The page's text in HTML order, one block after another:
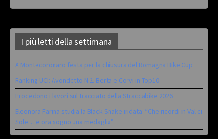
I più letti della settimana
A Montecoronaro festa per la chiusura del Romagna Bike Cup
Ranking UCI: Avondetto N.2. Berta e Corvi in Top10
Procedono i lavori sul tracciato della Straccabike 2026
Eleonora Farina studia la Black Snake iridata: “Che ricordi in Val di
Sole… e ora sogno una medaglia”